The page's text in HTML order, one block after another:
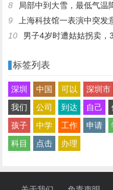
8
局部中到大雪，最低气温降至-
9
上海科技馆一表演中突发
10
男子4岁时遭姑姑拐卖，38年后终回
标签列表
深圳 中国 可以 深圳市
我们
公司 到达 自己
孩子
中学 工作 申请
科目
点击 办理